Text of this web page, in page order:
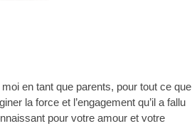
en tant que parents, pour tout ce que
la force et l’engagement qu’il a fallu
pour votre amour et votre